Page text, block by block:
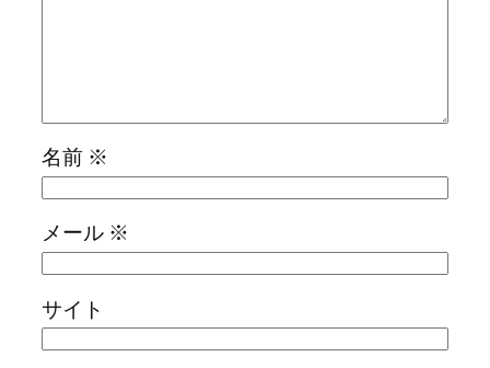
名前 ※
メール ※
サイト